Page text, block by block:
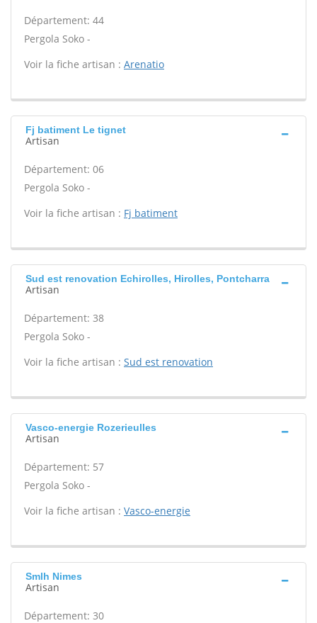
Département: 44
Pergola Soko -
Voir la fiche artisan : Arenatio
Fj batiment Le tignet
Artisan
Département: 06
Pergola Soko -
Voir la fiche artisan : Fj batiment
Sud est renovation Echirolles, Hirolles, Pontcharra
Artisan
Département: 38
Pergola Soko -
Voir la fiche artisan : Sud est renovation
Vasco-energie Rozerieulles
Artisan
Département: 57
Pergola Soko -
Voir la fiche artisan : Vasco-energie
Smlh Nimes
Artisan
Département: 30